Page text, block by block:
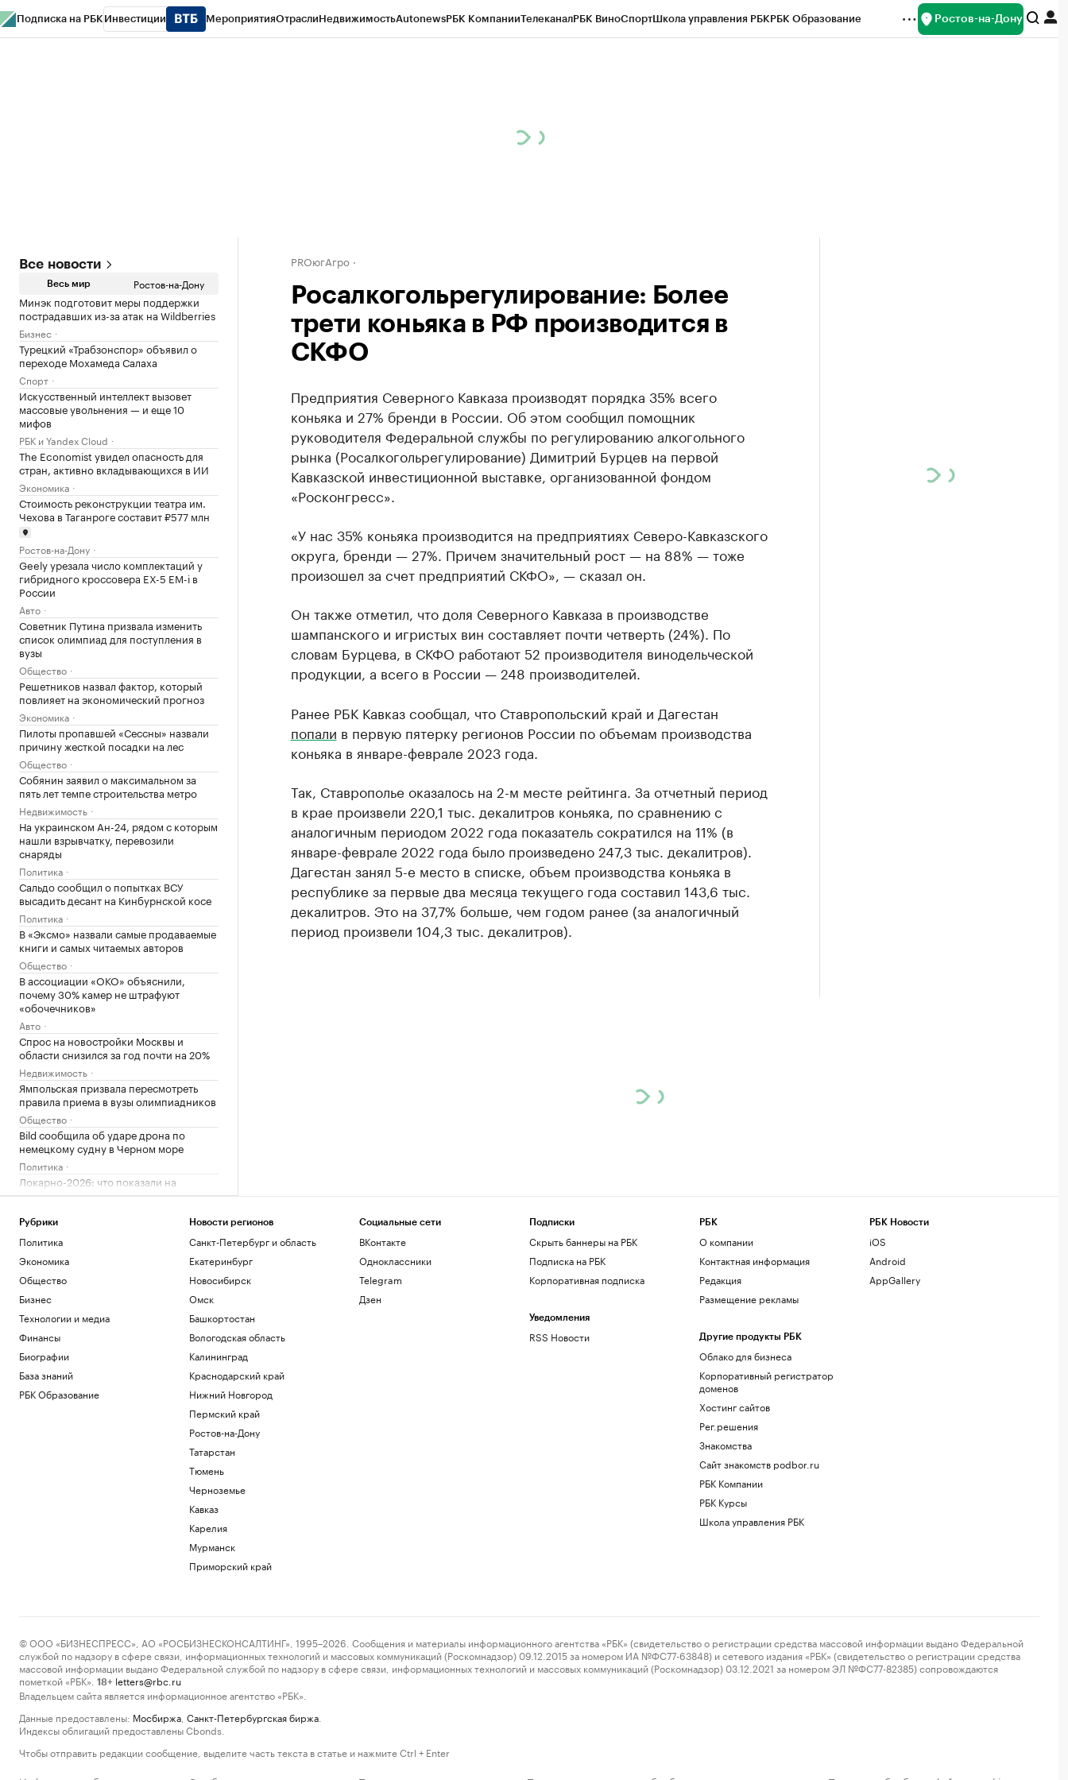
Подписка на РБК Инвестиции МероприятияОтраслиНедвижимостьAutonewsРБК КомпанииТелеканалРБК ВиноСпортШкола управления РБКРБК Образование Ростов-на-Дону
Все новости
Весь мир Ростов-на-Дону
Минэк подготовит меры поддержки
пострадавших из-за атак на Wildberries
Бизнес
Турецкий «Трабзонспор» объявил о
переходе Мохамеда Салаха
Спорт
Искусственный интеллект вызовет
массовые увольнения — и еще 10
мифов
РБК и Yandex Cloud
The Economist увидел опасность для
стран, активно вкладывающихся в ИИ
Экономика
Стоимость реконструкции театра им.
Чехова в Таганроге составит ₽577 млн
Ростов-на-Дону
Geely урезала число комплектаций у
гибридного кроссовера EX-5 EM-i в
России
Авто
Советник Путина призвала изменить
список олимпиад для поступления в
вузы
Общество
Решетников назвал фактор, который
повлияет на экономический прогноз
Экономика
Пилоты пропавшей «Сессны» назвали
причину жесткой посадки на лес
Общество
Собянин заявил о максимальном за
пять лет темпе строительства метро
Недвижимость
На украинском Ан-24, рядом с которым
нашли взрывчатку, перевозили
снаряды
Политика
Сальдо сообщил о попытках ВСУ
высадить десант на Кинбурнской косе
Политика
В «Эксмо» назвали самые продаваемые
книги и самых читаемых авторов
Общество
В ассоциации «ОКО» объяснили,
почему 30% камер не штрафуют
«обочечников»
Авто
Спрос на новостройки Москвы и
области снизился за год почти на 20%
Недвижимость
Ямпольская призвала пересмотреть
правила приема в вузы олимпиадников
Общество
Bild сообщила об ударе дрона по
немецкому судну в Черном море
Политика
Локарно-2026: что показали на
открытии фестиваля авторского кино
Зачем малому и среднему бизнесу
облигации и что важно знать о бирже
РБК и МСП Банк
Штрафы бизнесу Дона за незаконный
найм мигрантов выросли вдвое в 2026
г.
Ростов-на-Дону
PROюгАгро
Росалкогольрегулирование: Более
трети коньяка в РФ производится в
СКФО
Предприятия Северного Кавказа производят порядка 35% всего
коньяка и 27% бренди в России. Об этом сообщил помощник
руководителя Федеральной службы по регулированию алкогольного
рынка (Росалкогольрегулирование) Димитрий Бурцев на первой
Кавказской инвестиционной выставке, организованной фондом
«Росконгресс».
«У нас 35% коньяка производится на предприятиях Северо-Кавказского
округа, бренди — 27%. Причем значительный рост — на 88% — тоже
произошел за счет предприятий СКФО», — сказал он.
Он также отметил, что доля Северного Кавказа в производстве
шампанского и игристых вин составляет почти четверть (24%). По
словам Бурцева, в СКФО работают 52 производителя винодельческой
продукции, а всего в России — 248 производителей.
Ранее РБК Кавказ сообщал, что Ставропольский край и Дагестан
попали в первую пятерку регионов России по объемам производства
коньяка в январе-феврале 2023 года.
Так, Ставрополье оказалось на 2-м месте рейтинга. За отчетный период
в крае произвели 220,1 тыс. декалитров коньяка, по сравнению с
аналогичным периодом 2022 года показатель сократился на 11% (в
январе-феврале 2022 года было произведено 247,3 тыс. декалитров).
Дагестан занял 5-е место в списке, объем производства коньяка в
республике за первые два месяца текущего года составил 143,6 тыс.
декалитров. Это на 37,7% больше, чем годом ранее (за аналогичный
период произвели 104,3 тыс. декалитров).
Рубрики
Политика
Экономика
Общество
Бизнес
Технологии и медиа
Финансы
Биографии
База знаний
РБК Образование
Новости регионов
Санкт-Петербург и область
Екатеринбург
Новосибирск
Омск
Башкортостан
Вологодская область
Калининград
Краснодарский край
Нижний Новгород
Пермский край
Ростов-на-Дону
Татарстан
Тюмень
Черноземье
Кавказ
Карелия
Мурманск
Приморский край
Социальные сети
ВКонтакте
Одноклассники
Telegram
Дзен
Подписки
Скрыть баннеры на РБК
Подписка на РБК
Корпоративная подписка
Уведомления
RSS Новости
РБК
О компании
Контактная информация
Редакция
Размещение рекламы
Другие продукты РБК
Облако для бизнеса
Корпоративный регистратор
доменов
Хостинг сайтов
Рег.решения
Знакомства
Сайт знакомств podbor.ru
РБК Компании
РБК Курсы
Школа управления РБК
РБК Новости
iOS
Android
AppGallery
© ООО «БИЗНЕСПРЕСС», АО «РОСБИЗНЕСКОНСАЛТИНГ», 1995–2026. Сообщения и материалы информационного агентства «РБК» (свидетельство о регистрации средства массовой информации выдано Федеральной
службой по надзору в сфере связи, информационных технологий и массовых коммуникаций (Роскомнадзор) 09.12.2015 за номером ИА №ФС77-63848) и сетевого издания «РБК» (свидетельство о регистрации средства
массовой информации выдано Федеральной службой по надзору в сфере связи, информационных технологий и массовых коммуникаций (Роскомнадзор) 03.12.2021 за номером ЭЛ №ФС77-82385) сопровождаются
пометкой «РБК».
18+ letters@rbc.ru
Владельцем сайта является информационное агентство «РБК».
Данные предоставлены: Мосбиржа Санкт-Петербургская биржа
Индексы облигаций предоставлены Cbonds.
Чтобы отправить редакции сообщение, выделите часть текста в статье и нажмите Ctrl + Enter